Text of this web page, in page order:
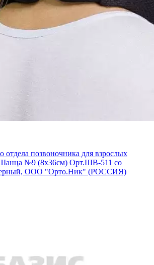
отдела позвоночника для взрослых
№9 (8х36см) Орт.ШВ-511 со
ООО "Орто.Ник" (РОССИЯ)